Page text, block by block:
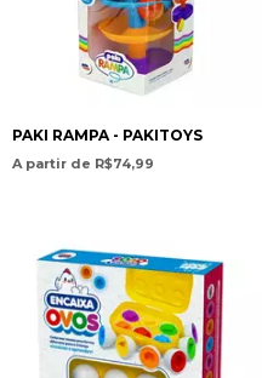
PAKI RAMPA - PAKITOYS
A partir de R$74,99